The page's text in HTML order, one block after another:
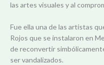
las artes visuales y al
Fue ella una de las artistas
Rojos que se instalaron en
de reconvertir
ser vandalizados.